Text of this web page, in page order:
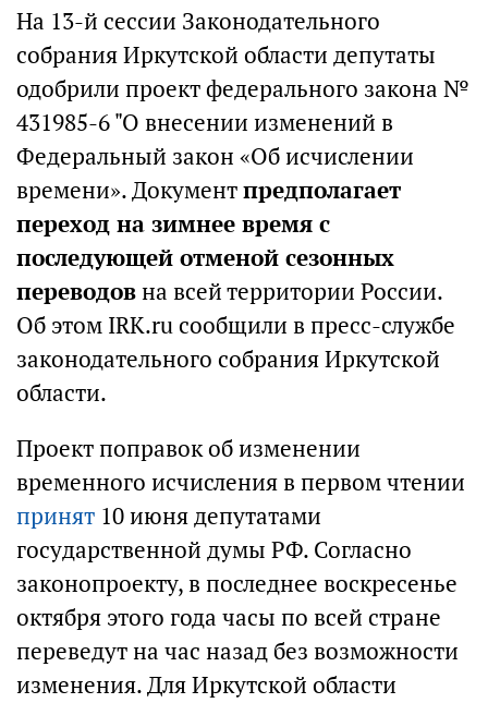
На 13-й сессии Законодательного
собрания Иркутской области депутаты
одобрили проект федерального закона №
431985-6 "О внесении изменений в
Федеральный закон «Об исчислении
времени». Документпредполагает
переход на зимнее время с
последующей отменой сезонных
переводовна всей территории России.
Об этом IRK.ru сообщили в пресс-службе
законодательного собрания Иркутской
области.
Проект поправок об изменении
временного исчисления в первом чтении
принят 10 июня депутатами
государственной думы РФ. Согласно
законопроекту, в последнее воскресенье
октября этого года часы по всей стране
переведут на час назад без возможности
изменения. Для Иркутской области